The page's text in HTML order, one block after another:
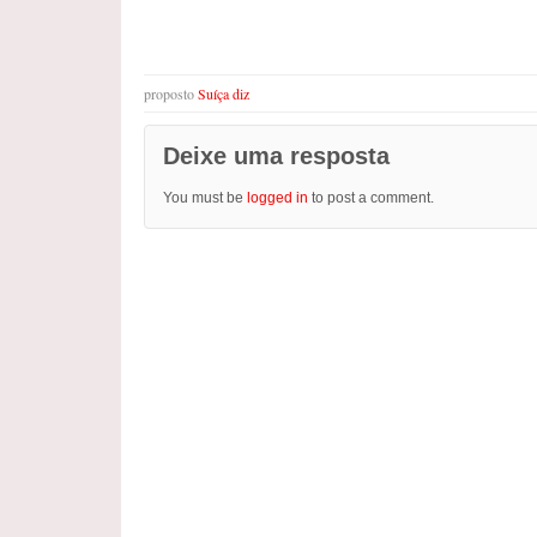
propostoSuíça diz
Deixe uma resposta
You must be logged in to post a comment.